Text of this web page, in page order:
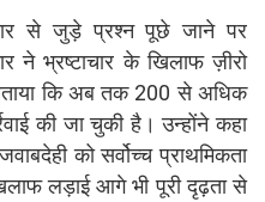
से जुड़े प्रश्न पूछे जाने पर
ने भ्रष्टाचार के खिलाफ ज़ीरो
कि अब तक 200 से अधिक
की जा चुकी है। उन्होंने कहा
को सर्वोच्च प्राथमिकता
लड़ाई आगे भी पूरी दृढ़ता से